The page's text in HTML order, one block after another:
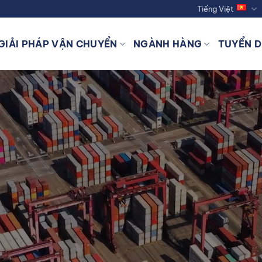
Tiếng Việt
PHÁP VẬN CHUYỂN NGÀNH HÀNG TUYỂN